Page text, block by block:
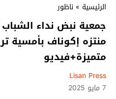
الرئيسية » ناظور
جمعية نبض نداء
منتزه إكوناف بأمسية
متميزة+فيديو
Lisan Press
7 مايو 2025